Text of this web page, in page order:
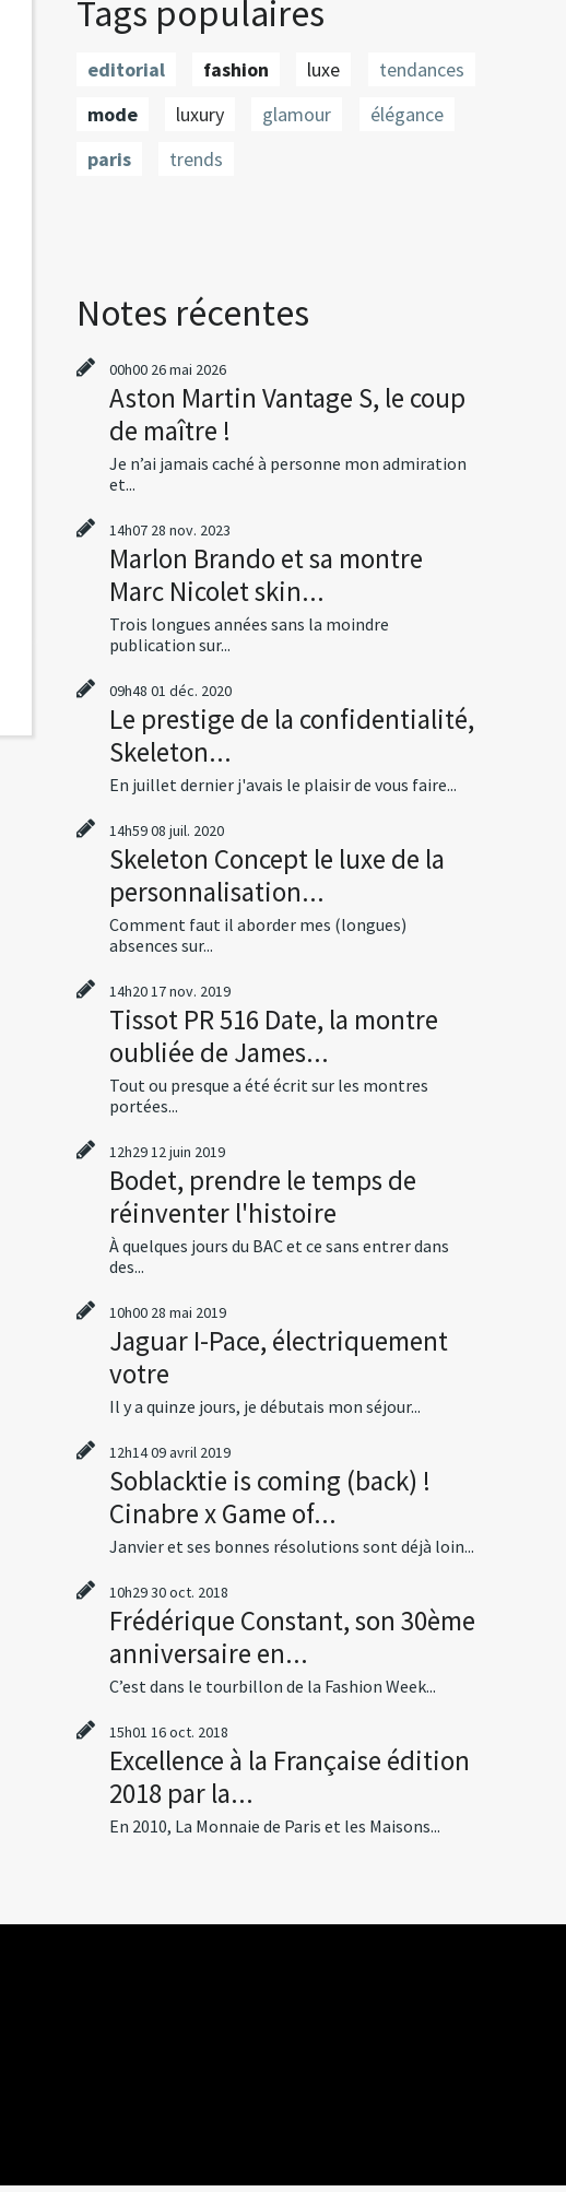
Tags populaires
editorial fashion luxe
tendances
mode
luxury glamour
élégance
paris
trends
Notes récentes
00h00 26mai 2026
Aston Martin Vantage S, le coup
de maître !
Je n’ai jamais caché à personne mon admiration
et...
14h07 28 nov. 2023
Marlon Brando et sa montre
Marc Nicolet skin...
Trois longues années sans la moindre
publication sur...
09h48 01 déc. 2020
Le prestige de la confidentialité,
Skeleton...
En juillet dernier j'avais le plaisir de vous faire...
14h5908 juil. 2020
Skeleton Concept le luxe de la
personnalisation...
Comment faut il aborder mes (longues)
absences sur...
14h2017nov. 2019
Tissot PR 516 Date, la montre
oubliée de James...
Tout ou presque a été écrit sur les montres
portées...
12h2912juin 2019
Bodet, prendre le temps de
réinventer l'histoire
À quelques jours du BAC et ce sans entrer dans
des...
10h00 28 mai 2019
Jaguar I-Pace, électriquement
votre
Il y a quinze jours, je débutais mon séjour...
12h1409avril 2019
Soblacktie is coming (back) !
Cinabre x Game of...
Janvier et ses bonnes résolutions sont déjà loin...
10h2930oct. 2018
Frédérique Constant, son 30ème
anniversaire en...
C’est dans le tourbillon de la Fashion Week...
15h01 16oct. 2018
Excellence à la Française édition
2018 par la...
En 2010, La Monnaie de Paris et les Maisons...